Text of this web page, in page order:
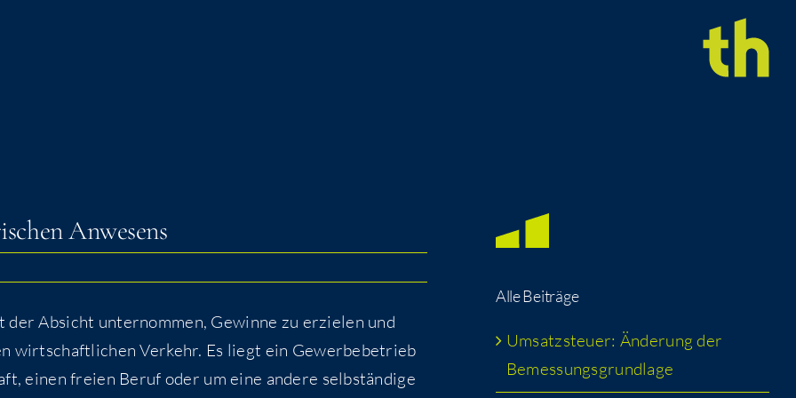
Anwesens
Absicht unter­nom­men, Gewin­ne zu erzie­len und
wirt­schaft­li­chen Ver­kehr. Es liegt ein Gewer­be­be­trieb
einen frei­en Beruf oder um eine ande­re selb­stän­di­ge
Alle Bei­trä­ge
Umsatz­steu­er: Ände­rung der
Bemessungsgrundlage